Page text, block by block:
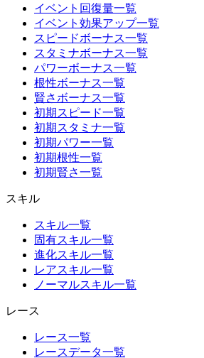
イベント回復量一覧
イベント効果アップ一覧
スピードボーナス一覧
スタミナボーナス一覧
パワーボーナス一覧
根性ボーナス一覧
賢さボーナス一覧
初期スピード一覧
初期スタミナ一覧
初期パワー一覧
初期根性一覧
初期賢さ一覧
スキル
スキル一覧
固有スキル一覧
進化スキル一覧
レアスキル一覧
ノーマルスキル一覧
レース
レース一覧
レースデータ一覧